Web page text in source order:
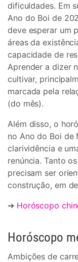
dificuldades. Em
Ano do Boi de
deve esperar um
áreas da
capacidade de
Aprender a dizer
cultivar,
marcada pela
(do mês).
Além disso, o
no Ano do Boi de
clarividência e
renúncia. Tanto
precisam ser
construção, em
➔ Horóscopo
Horóscopo
Ambições de